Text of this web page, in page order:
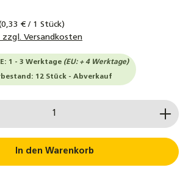
€ / 1 Stück)
Versandkosten
1 - 3 Werktage (EU: + 4 Werktage)
12 Stück - Abverkauf
Gib den gewünschten Wert ein
In den Warenkorb